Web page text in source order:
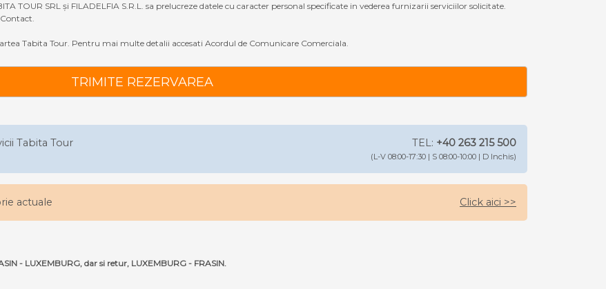
TOUR SRL și FILADELFIA S.R.L. sa prelucreze datele cu caracter personal specificate in vederea furnizarii serviciilor solicitate.
Tabita Tour. Pentru mai multe detalii accesati Acordul de Comunicare Comerciala.
TRIMITE REZERVAREA
Tabita Tour TEL: +40 263 215 500
(L-V 08:00-17:30 | S 08:00-10:00 | D Inchis)
actuale Click aici >>
- LUXEMBURG, dar si retur, LUXEMBURG - FRASIN.